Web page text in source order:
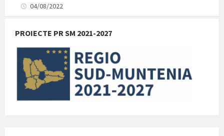
04/08/2022
PROIECTE PR SM 2021-2027